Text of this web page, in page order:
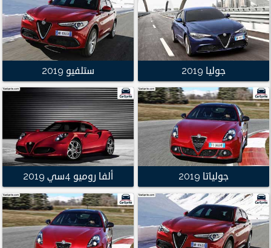
جوليا 2019 ستلفيو 2019
جولياتا 2019 ألفا روميو 4سي 2019